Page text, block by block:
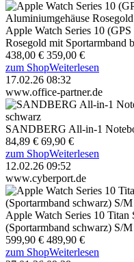
Apple Watch Series 10
Rosegold mit Sportarmband
438,00 € 359,00 €
zum ShopWeiterlesen
17.02.26 08:32
www.office-partner.de
SANDBERG All-in-1
84,89 € 69,90 €
zum ShopWeiterlesen
12.02.26 09:52
www.cyberport.de
Apple Watch Series 10
(Sportarmband schwarz) S/M
599,90 € 489,90 €
zum ShopWeiterlesen